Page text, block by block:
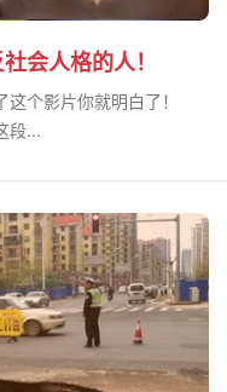
会人格的人！
个影片你就明白了！
段...